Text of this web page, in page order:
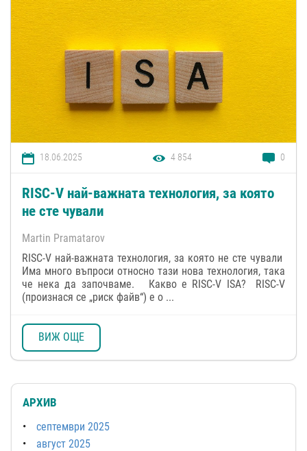
18.06.2025 4 854 0
RISC-V най-важната технология, за която
не сте чували
Martin Pramatarov
RISC-V най-важната технология, за която не сте чували
Има много въпроси относно тази нова технология, така
че нека да започваме. Какво е RISC-V ISA? RISC-V
(произнася се „риск файв“) е о ...
ВИЖ ОЩЕ
АРХИВ
септември 2025
август 2025